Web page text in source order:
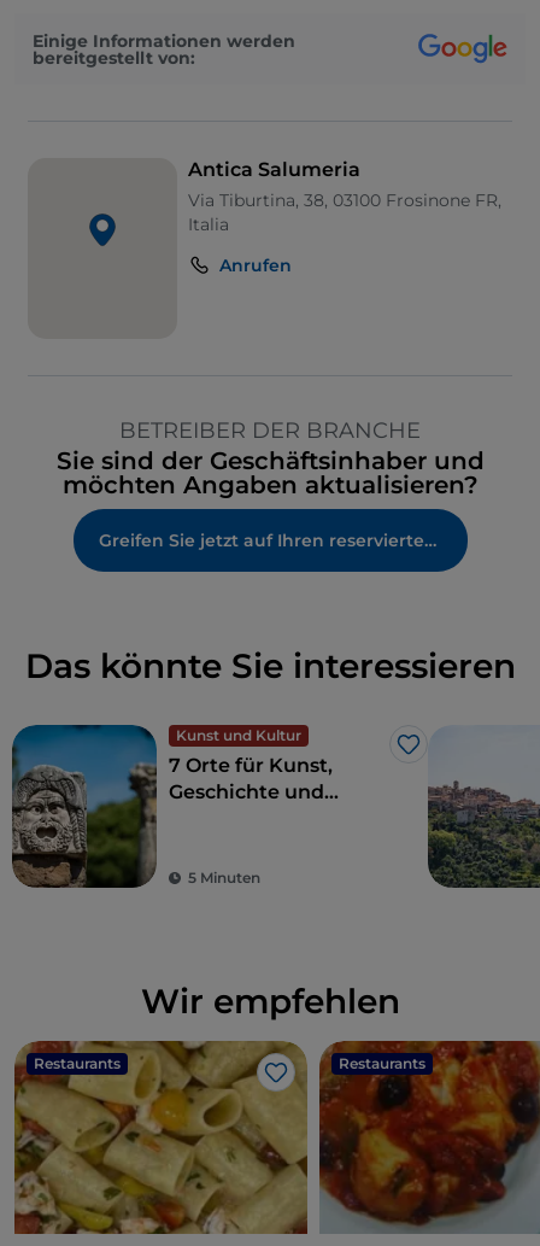
Einige Informationen werden
bereitgestellt von:
Antica Salumeria
Via Tiburtina, 38, 03100 Frosinone FR,
Italia
Anrufen
BETREIBER DER BRANCHE
Sie sind der Geschäftsinhaber und
möchten Angaben aktualisieren?
Greifen Sie jetzt auf Ihren reservierten Bereich zu
Das könnte Sie interessieren
Kunst und Kultur
Like
7 Orte für Kunst,
Geschichte und
5 Minuten
Wir empfehlen
Restaurants
Like
Restaurants